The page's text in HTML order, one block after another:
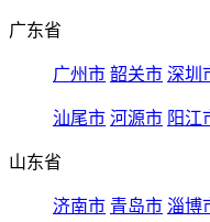
广东省
广州市 韶关市 深圳
汕尾市 河源市 阳江
山东省
济南市 青岛市 淄博